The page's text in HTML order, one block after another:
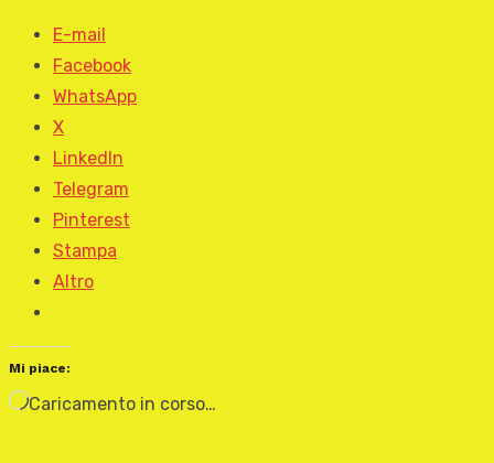
E-mail
Facebook
WhatsApp
X
LinkedIn
Telegram
Pinterest
Stampa
Altro
Mi piace:
Caricamento in corso…